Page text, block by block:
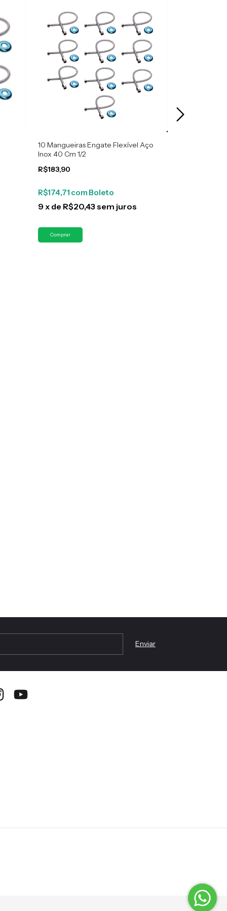
10 Mangueiras Engate Flexível Aço
Inox 40 Cm 1/2
R$183,90
R$174,71 com Boleto
9 x de R$20,43 sem juros